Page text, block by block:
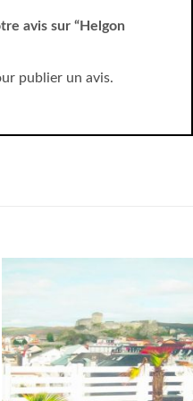
avis sur “Helgon
publier un avis.